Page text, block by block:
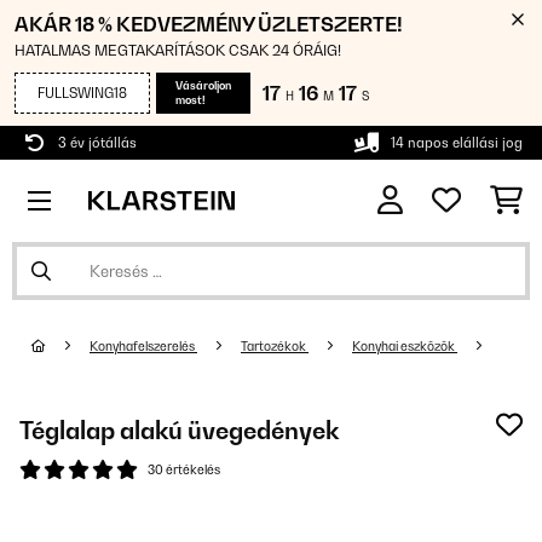
AKÁR 18 % KEDVEZMÉNY ÜZLETSZERTE!
HATALMAS MEGTAKARÍTÁSOK CSAK 24 ÓRÁIG!
FULLSWING18
Vásároljon
most!
17 H 16 M 15 S
3 év jótállás 14 napos elállási jog
Konyhafelszerelés Tartozékok Konyhai eszközök
Téglalap alakú üvegedények
30 értékelés